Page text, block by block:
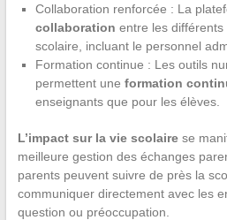
Collaboration renforcée : La
collaboration entre les
scolaire, incluant le personnel
Formation continue : Les outils
permettent une formation
enseignants que pour les élèves.
L’impact sur la vie scolairese
meilleure gestion des échanges
parents peuvent suivre de près la
communiquer directement avec les
question ou préoccupation.